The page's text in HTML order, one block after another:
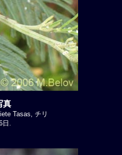
真
Tasas, チリ
日.